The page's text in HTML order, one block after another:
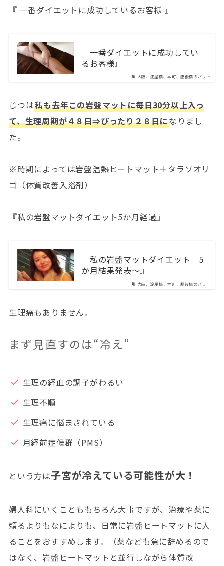
『 一番ダイエットに成功しているお客様 』
大阪、淀屋橋、本町、肥後橋のバリ…
『一番ダイエットに成功してい
るお客様』
じつは私も去年この岩盤マットに毎日30分以上入っ
て、生理周期が４８日⇒ぴったり２８日になりまし
た。
※時期によっては岩盤温熱ヒートマット＋タラソオリ
ゴ（体質改善入浴剤）
『私の岩盤マットダイエット5か月経過』
大阪、淀屋橋、本町、肥後橋のバリ…
『私の岩盤マットダイエット 5
か月結果発表～』
生理痛もありません。
まず見直すのは“冷え”
生理の経血の調子がわるい
生理不順
生理痛に悩まされている
月経前症候群（PMS）
という方は子宮が冷えている可能性が大！
婦人科にいくことももちろん大事ですが、治療や薬に
頼るよりもなによりも、日常に岩盤ヒートマットに入
ることをおすすめします。（薬なども急に辞めるので
はなく、岩盤ヒートマットと並行しながら体質改